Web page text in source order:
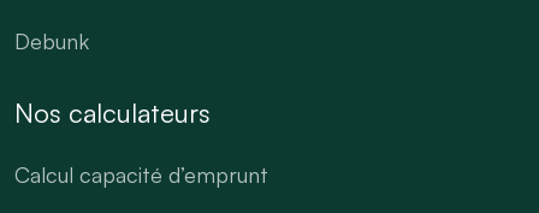
Debunk
Nos calculateurs
Calcul capacité d’emprunt